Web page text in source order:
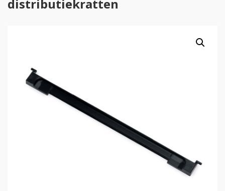
distributiekratten